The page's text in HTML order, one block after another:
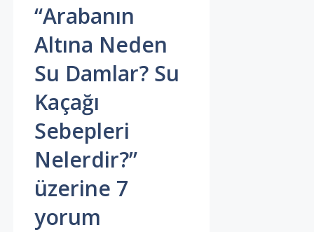
“Arabanın
Altına Neden
Su Damlar? Su
Kaçağı
Sebepleri
Nelerdir?”
üzerine 7
yorum